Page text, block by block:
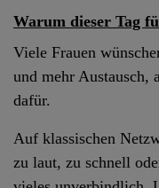
Warum dieser Tag
Viele Frauen
und mehr Austausch,
dafür.
Auf klassischen
zu laut, zu schnell